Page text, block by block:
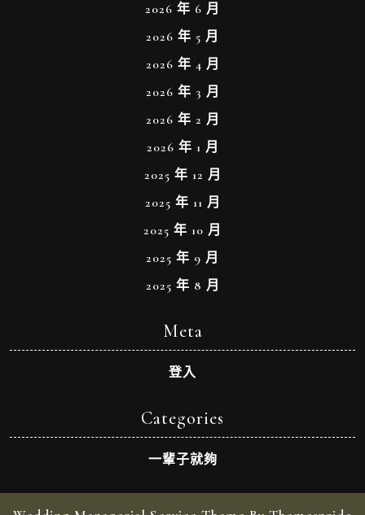
2026 年 6 月
2026 年 5 月
2026 年 4 月
2026 年 3 月
2026 年 2 月
2026 年 1 月
2025 年 12 月
2025 年 11 月
2025 年 10 月
2025 年 9 月
2025 年 8 月
Meta
登入
Categories
一輩子就夠